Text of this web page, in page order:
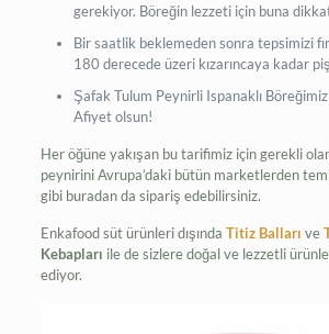
gerekiyor. Böreğin lezzeti için buna
Bir saatlik beklemeden sonra tepsimizi
180 derecede üzeri kızarıncaya kadar
Şafak Tulum Peynirli Ispanaklı Böreğimiz
Afiyet olsun!
Her öğüne yakışan bu tarifimiz için gerekli
peynirini Avrupa’daki bütün marketlerden
gibi buradan da sipariş edebilirsiniz.
Enkafood süt ürünleri dışında Titiz Balları ve
Kebapları ile de sizlere doğal ve lezzetli
ediyor.